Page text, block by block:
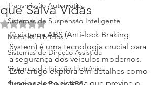
Transmissão Automática
Sistemas de Suspensão Inteligente
Motores Híbridos
Sistemas de Direção Assistida
Sistemas de Injeção Eletrônica
que Salva Vidas
Avaliado com NaN de 5 estrelas.
O sistema ABS (Anti-lock Braking
System) é uma tecnologia crucial para
a segurança dos veículos modernos.
Este artigo explora em detalhes como